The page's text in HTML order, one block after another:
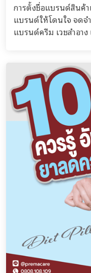
การตั้งชื่อแบรนด์สินค้
แบรนด์ให้โดนใจ จดจ
แบรนด์ครีม เวชสำอาง